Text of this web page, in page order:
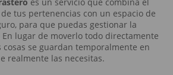
tus pertenencias con un espacio de
para que puedas gestionar la
lugar de moverlo todo directamente
se guardan temporalmente en
realmente las necesitas.